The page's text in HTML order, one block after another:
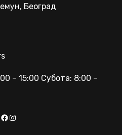
Београд
– 15:00 Субота: 8:00 –